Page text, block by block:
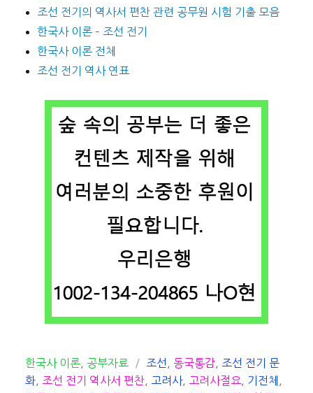
조선 전기의 역사서 편찬 관련 공무원 시험 기출 모음
한국사 이론 – 조선 전기
한국사 이론 전체
조선 전기 역사 연표
카
테
한국사 이론 공부자료
태
그
조선 동국통감,
조선 전기 문
화
조선 전기 역사서 편찬 고려사, 고려사절요 기전체